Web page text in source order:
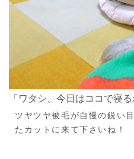
「ワタシ、今日はココで寝る
ツヤツヤ被毛が自慢の鋭い
たカットに来て下さいね！